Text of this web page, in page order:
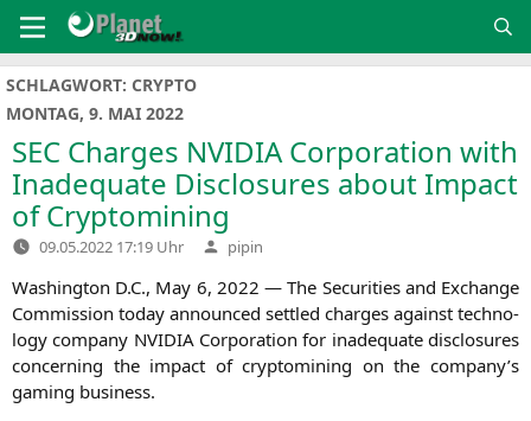
Inhalt
springen
SCHLAGWORT: CRYPTO
MONTAG, 9. MAI 2022
SEC Charges NVIDIACorporation with
Inadequate Disclosures about Impact
of Cryptomining
09.05.2022 17:19 Uhr Verfasst
von
pipin
Washing­ton D.C., May 6, 2022 — The Secu­ri­ties and Exch­an­ge
Com­mis­si­on today announ­ced sett­led char­ges against tech­no­
lo­gy com­pa­ny NVIDIA Cor­po­ra­ti­on for ina­de­qua­te dis­clo­sures
con­cer­ning the impact of cryp­to­mi­ning on the company’s
gam­ing business.